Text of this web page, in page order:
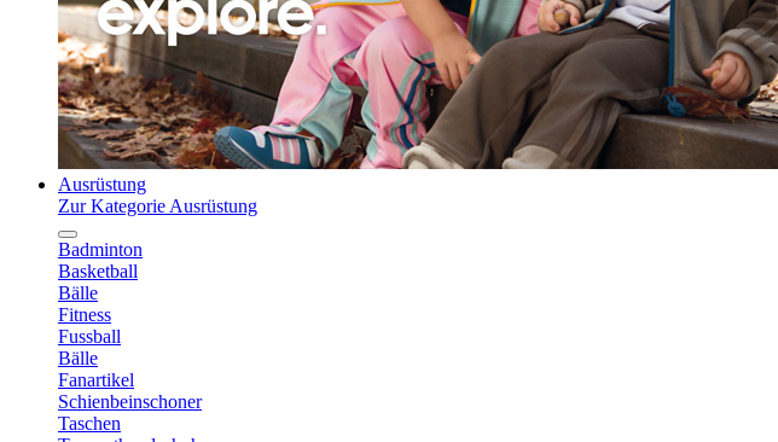
Ausrüstung
Zur Kategorie Ausrüstung
Badminton
Basketball
Bälle
Fitness
Fussball
Bälle
Fanartikel
Schienbeinschoner
Taschen